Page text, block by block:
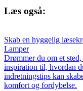
Læs også:
Skab en hyggelig
Lamper
Drømmer du om et
inspiration til, hvordan
indretningstips kan
komfort og fordybelse.